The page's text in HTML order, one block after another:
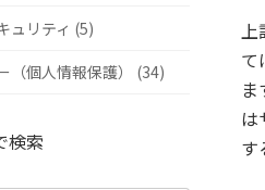
て
は
す
ュリティ (5)
（個人情報保護） (34)
検索